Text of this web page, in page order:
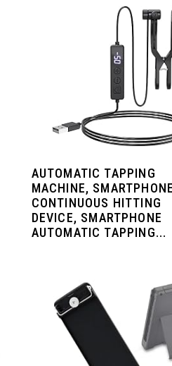
AUTOMATIC TAPPING
MACHINE, SMARTPHONE
CONTINUOUS HITTING
DEVICE, SMARTPHONE
AUTOMATIC TAPPING...